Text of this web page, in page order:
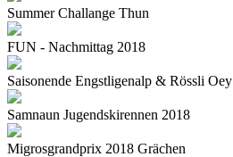
Summer Challange Thun
FUN - Nachmittag 2018
Saisonende Engstligenalp & Rössli Oey
Samnaun Jugendskirennen 2018
Migrosgrandprix 2018 Grächen